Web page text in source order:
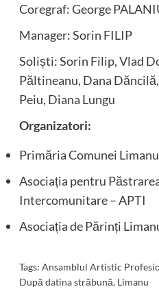
Coregraf: George
Manager: Sorin FILIP
Soliști: Sorin Filip, Vlad
Păltineanu, Dana
Peiu, Diana Lungu
Organizatori:
Primăria Comunei
Asociația pentru
Intercomunitare – APTI
Asociația de Părinți
Tags: Ansamblul Artistic
După datina străbună, Limanu